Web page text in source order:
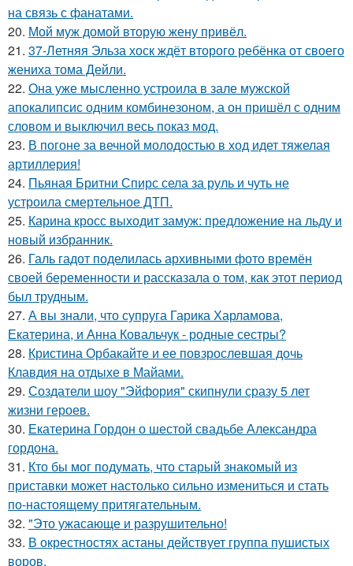
на связь с фанатами.
20. Мой муж домой вторую жену привёл.
21. 37-Летняя Эльза хоск ждёт второго ребёнка от своего
жениха тома Дейли.
22. Она уже мысленно устроила в зале мужской
апокалипсис одним комбинезоном, а он пришёл с одним
словом и выключил весь показ мод.
23. В погоне за вечной молодостью в ход идет тяжелая
артиллерия!
24. Пьяная Бритни Спирс села за руль и чуть не
устроила смертельное ДТП.
25. Карина кросс выходит замуж: предложение на льду и
новый избранник.
26. Галь гадот поделилась архивными фото времён
своей беременности и рассказала о том, как этот период
был трудным.
27. А вы знали, что супруга Гарика Харламова,
Екатерина, и Анна Ковальчук - родные сестры?
28. Кристина Орбакайте и ее повзрослевшая дочь
Клавдия на отдыхе в Майами.
29. Создатели шоу "Эйфория" скипнули сразу 5 лет
жизни героев.
30. Екатерина Гордон о шестой свадьбе Александра
гордона.
31. Кто бы мог подумать, что старый знакомый из
приставки может настолько сильно измениться и стать
по-настоящему притягательным.
32. "Это ужасающе и разрушительно!
33. В окрестностях астаны действует группа пушистых
воров.